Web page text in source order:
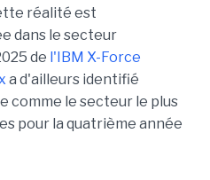
réalité est
dans le secteur
de l'IBM X-Force
a d'ailleurs identifié
comme le secteur le plus
pour la quatrième année